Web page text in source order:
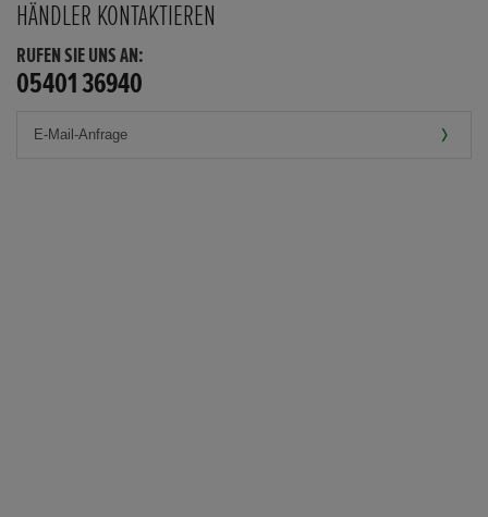
HÄNDLER KONTAKTIEREN
RUFEN SIE UNS AN:
05401 36940